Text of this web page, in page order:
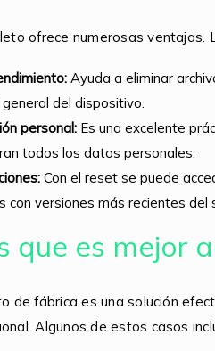
ofrece numerosas ventajas.
Ayuda a eliminar
del dispositivo.
personal: Es una excelente
todos los datos personales.
Con el reset se puede
con versiones más recientes del
que es mejor
de fábrica es una solución
Algunos de estos casos